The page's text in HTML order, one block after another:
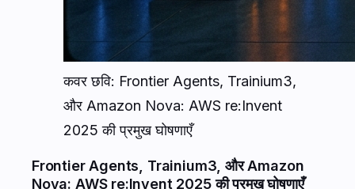
कवर छवि: Frontier Agents, Trainium3,
और Amazon Nova: AWS re:Invent
2025 की प्रमुख घोषणाएँ
Frontier Agents, Trainium3, और Amazon
Nova: AWS re:Invent 2025 की प्रमुख घोषणाएँ